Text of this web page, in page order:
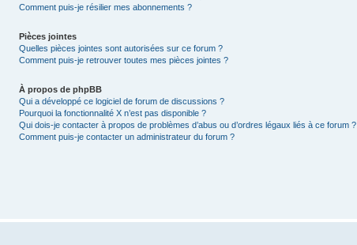
Comment puis-je résilier mes abonnements ?
Pièces jointes
Quelles pièces jointes sont autorisées sur ce forum ?
Comment puis-je retrouver toutes mes pièces jointes ?
À propos de phpBB
Qui a développé ce logiciel de forum de discussions ?
Pourquoi la fonctionnalité X n’est pas disponible ?
Qui dois-je contacter à propos de problèmes d’abus ou d’ordres légaux liés à ce forum ?
Comment puis-je contacter un administrateur du forum ?